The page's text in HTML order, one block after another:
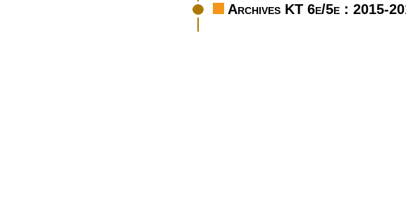
Archives KT 6e/5e : 2015-